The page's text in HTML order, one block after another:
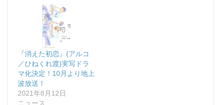
『消えた初恋』(アルコ
／ひねくれ渡)実写ドラ
マ化決定！10月より地上
波放送！
2021年8月12日
ニュース